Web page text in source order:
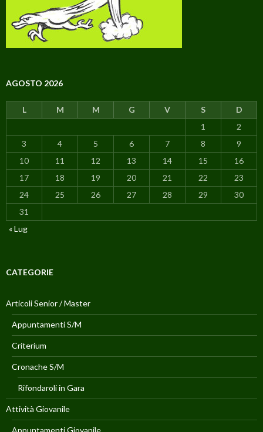
AGOSTO 2026
L M M G V S
D
1
2
3
4 5 6 7 8
9
10
11 12 13 14 15
16
17
18 19 20 21 22
23
24
25 26 27 28 29
30
31
« Lug
CATEGORIE
Articoli Senior / Master
Appuntamenti S/M
Criterium
Cronache S/M
Rifondaroli in Gara
Attività Giovanile
Appuntamenti Giovanile